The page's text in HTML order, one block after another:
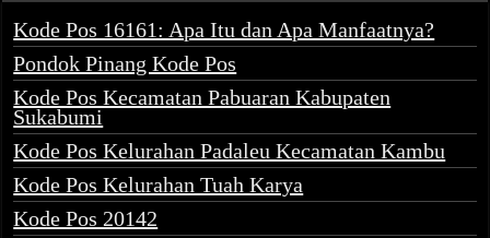
Kode Pos 16161: Apa Itu dan Apa Manfaatnya?
Pondok Pinang Kode Pos
Kode Pos Kecamatan Pabuaran Kabupaten
Sukabumi
Kode Pos Kelurahan Padaleu Kecamatan Kambu
Kode Pos Kelurahan Tuah Karya
Kode Pos 20142